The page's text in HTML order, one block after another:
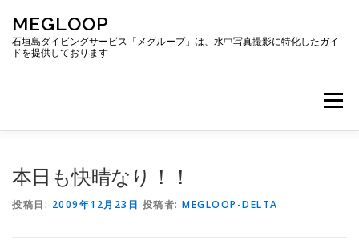
ッ
MEGLOOP
石垣島ダイビングサービス「メグループ」は、水中写真撮影に特化したガイ
ドを提供しております
メニュー
本日も快晴なり！！
投稿日: 2009年12月23日 投稿者: MEGLOOP-DELTA